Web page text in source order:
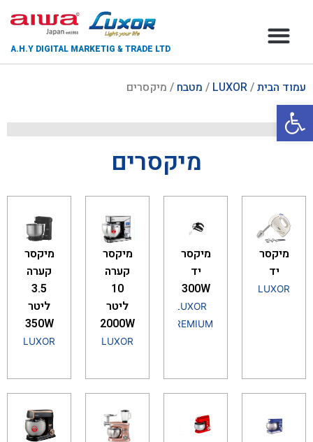
A.H.Y DIGITAL MARKETIG & TRADE LTD
עמוד הבית/
LUXOR
/ מטבח / מיקסרים
מיקסרים
מיקסר
יד
LUXOR
מיקסר
יד
300W
LUXOR
PREMIUM
מיקסר
קערה
10
ליטר
2000W
LUXOR
מיקסר
קערה
3.5
ליטר
350W
LUXOR
פתח סרגל נגישות